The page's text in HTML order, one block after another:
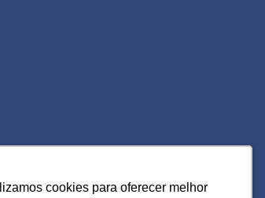
cookies para oferecer melhor
cookies para oferecer melhor